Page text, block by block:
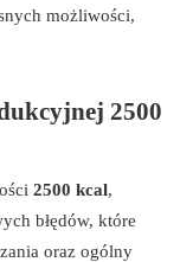
możliwości,
2500
2500 kcal,
błędów, które
oraz ogólny